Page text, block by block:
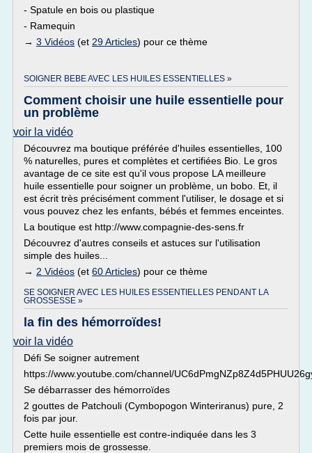
- Spatule en bois ou plastique
- Ramequin
→ 3 Vidéos (et 29 Articles) pour ce thème
SOIGNER BEBE AVEC LES HUILES ESSENTIELLES »
Comment choisir une huile essentielle pour
un problème
voir la vidéo
Découvrez ma boutique préférée d'huiles essentielles, 100
% naturelles, pures et complètes et certifiées Bio. Le gros
avantage de ce site est qu'il vous propose LA meilleure
huile essentielle pour soigner un problème, un bobo. Et, il
est écrit très précisément comment l'utiliser, le dosage et si
vous pouvez chez les enfants, bébés et femmes enceintes.
La boutique est http://www.compagnie-des-sens.fr
Découvrez d'autres conseils et astuces sur l'utilisation
simple des huiles...
→ 2 Vidéos (et 60 Articles) pour ce thème
SE SOIGNER AVEC LES HUILES ESSENTIELLES PENDANT LA
GROSSESSE »
la fin des hémorroïdes!
voir la vidéo
Défi Se soigner autrement
https://www.youtube.com/channel/
Se débarrasser des hémorroïdes
2 gouttes de Patchouli (Cymbopogon Winteriranus) pure, 2
fois par jour.
Cette huile essentielle est contre-indiquée dans les 3
premiers mois de grossesse.